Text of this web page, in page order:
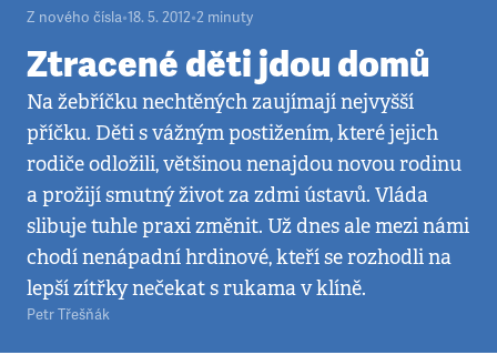
Z nového čísla•18. 5. 2012•2 minuty
Ztracené děti jdou domů
Na žebříčku nechtěných zaujímají nejvyšší
příčku. Děti s vážným postižením, které jejich
rodiče odložili, většinou nenajdou novou rodinu
a prožijí smutný život za zdmi ústavů. Vláda
slibuje tuhle praxi změnit. Už dnes ale mezi námi
chodí nenápadní hrdinové, kteří se rozhodli na
lepší zítřky nečekat s rukama v klíně.
Petr Třešňák